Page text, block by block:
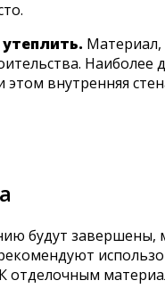
Материал,
внутренняя
будут
отделочным